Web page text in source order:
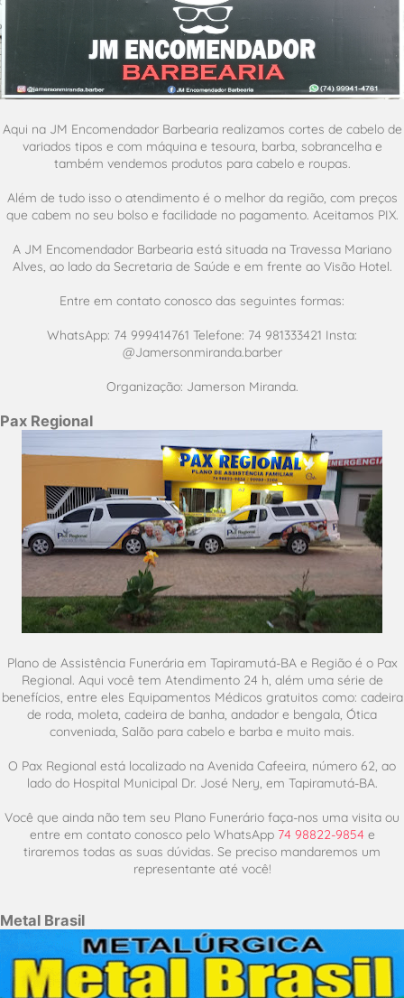
Aqui na JM Encomendador Barbearia realizamos cortes de cabelo de
variados tipos e com máquina e tesoura, barba, sobrancelha e
também vendemos produtos para cabelo e roupas.
Além de tudo isso o atendimento é o melhor da região, com preços
que cabem no seu bolso e facilidade no pagamento. Aceitamos PIX.
A JM Encomendador Barbearia está situada na Travessa Mariano
Alves, ao lado da Secretaria de Saúde e em frente ao Visão Hotel.
Entre em contato conosco das seguintes formas:
WhatsApp: 74 999414761 Telefone: 74 981333421 Insta:
@Jamersonmiranda.barber
Organização: Jamerson Miranda.
Pax Regional
Plano de Assistência Funerária em Tapiramutá-BA e Região é o Pax
Regional. Aqui você tem Atendimento 24 h, além uma série de
benefícios, entre eles Equipamentos Médicos gratuitos como: cadeira
de roda, moleta, cadeira de banha, andador e bengala, Ótica
conveniada, Salão para cabelo e barba e muito mais.
O Pax Regional está localizado na Avenida Cafeeira, número 62, ao
lado do Hospital Municipal Dr. José Nery, em Tapiramutá-BA.
Você que ainda não tem seu Plano Funerário faça-nos uma visita ou
entre em contato conosco pelo WhatsApp 74 98822-9854 e
tiraremos todas as suas dúvidas. Se preciso mandaremos um
representante até você!
Metal Brasil